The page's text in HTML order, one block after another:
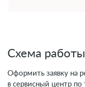
Схема работы
Оформить заявку на
в сервисный центр